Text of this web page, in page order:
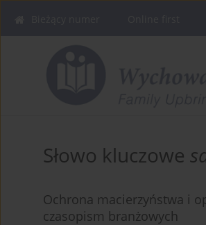
Słowo kluczowe
Ochrona macierzyństwa i
czasopism branżowych